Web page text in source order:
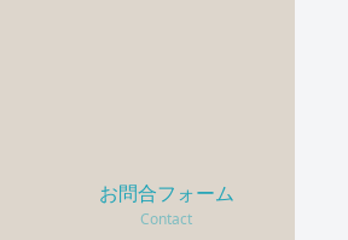
お問合フォーム
Contact